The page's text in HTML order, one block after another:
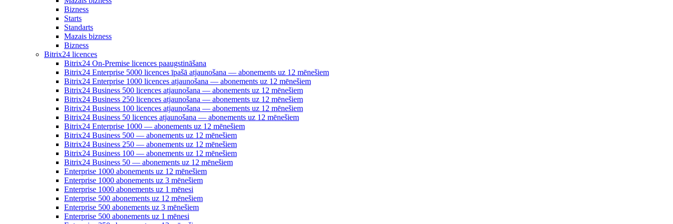
Bizness
Starts
Standarts
Mazais bizness
Bizness
Bitrix24 licences
Bitrix24 On-Premise licences paaugstināšana
Bitrix24 Enterprise 5000 licences īpašā atjaunošana — abonements uz 12 mēnešiem
Bitrix24 Enterprise 1000 licences atjaunošana — abonements uz 12 mēnešiem
Bitrix24 Business 500 licences atjaunošana — abonements uz 12 mēnešiem
Bitrix24 Business 250 licences atjaunošana — abonements uz 12 mēnešiem
Bitrix24 Business 100 licences atjaunošana — abonements uz 12 mēnešiem
Bitrix24 Business 50 licences atjaunošana — abonements uz 12 mēnešiem
Bitrix24 Enterprise 1000 — abonements uz 12 mēnešiem
Bitrix24 Business 500 — abonements uz 12 mēnešiem
Bitrix24 Business 250 — abonements uz 12 mēnešiem
Bitrix24 Business 100 — abonements uz 12 mēnešiem
Bitrix24 Business 50 — abonements uz 12 mēnešiem
Enterprise 1000 abonements uz 12 mēnešiem
Enterprise 1000 abonements uz 3 mēnešiem
Enterprise 1000 abonements uz 1 mēnesi
Enterprise 500 abonements uz 12 mēnešiem
Enterprise 500 abonements uz 3 mēnešiem
Enterprise 500 abonements uz 1 mēnesi